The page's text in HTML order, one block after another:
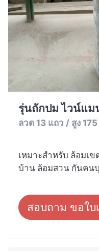
รุ่นถักปม ไวน์แม
ลวด 13 แถว / สูง
เหมาะสำหรับ ล้อมเ
บ้าน ล้อมสวน กันคน
สอบถาม ขอใบ